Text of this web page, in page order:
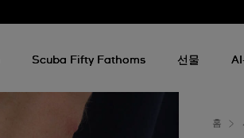
Scuba Fifty Fathoms 선물
홈